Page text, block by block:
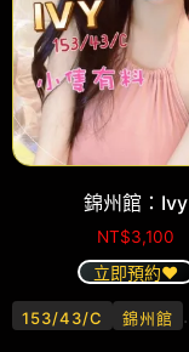
錦州館：Ivy
NT$3,100
立即預約❤️
153/43/C 錦州館 .